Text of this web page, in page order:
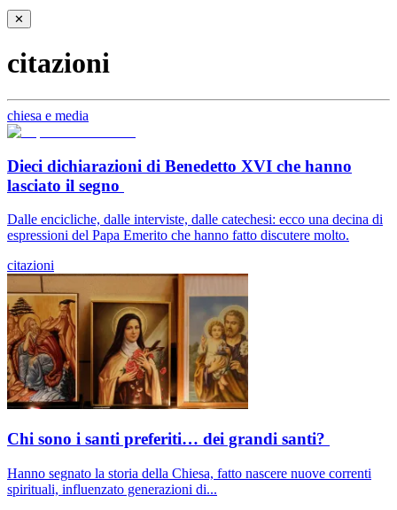
✕
citazioni
chiesa e media
Dieci dichiarazioni di Benedetto XVI che hanno
lasciato il segno
Dalle encicliche, dalle interviste, dalle catechesi: ecco una decina di
espressioni del Papa Emerito che hanno fatto discutere molto.
citazioni
Chi sono i santi preferiti… dei grandi santi?
Hanno segnato la storia della Chiesa, fatto nascere nuove correnti
spirituali, influenzato generazioni di...